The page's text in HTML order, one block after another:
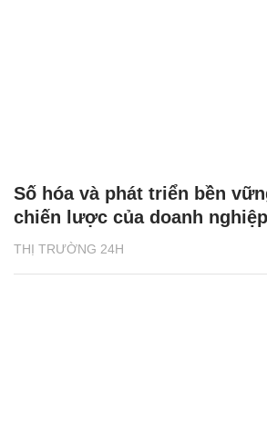
THỊ TRƯỜNG 24H
Số hóa và phát triển bền
chiến lược của doanh